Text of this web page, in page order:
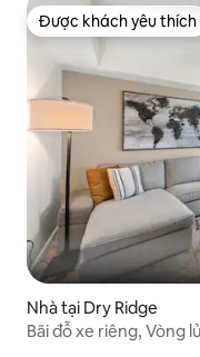
Được khách yêu thích
Được khách yêu thích
Nhà tại Dry Ridge
Bãi đỗ xe riêng, Vòng